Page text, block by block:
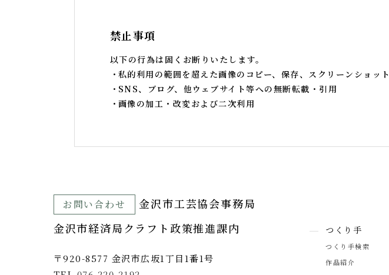
禁止事項
以下の行為は固くお断りいたします。
私的利用の範囲を超えた画像のコピー、保存、スクリーンショット
SNS、ブログ、他ウェブサイト等への無断転載・引用
画像の加工・改変および二次利用
つくり手
つくり手検索
作品紹介
お問い合わせ
⾦沢市⼯芸協会事務局
金沢市経済局クラフト政策推進課内
〒920-8577 ⾦沢市広坂1丁目1番1号